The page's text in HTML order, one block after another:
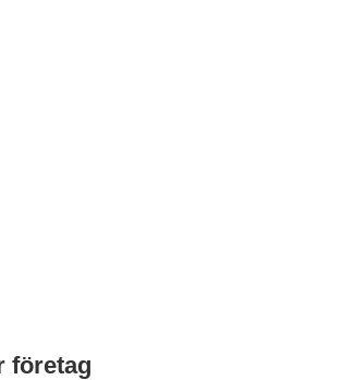
företag